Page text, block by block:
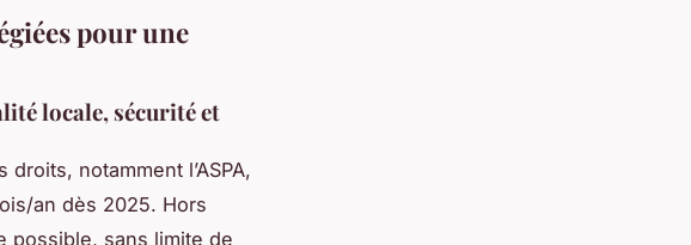
pour une
locale, sécurité et
notamment l’ASPA,
an dès 2025. Hors
possible, sans limite de